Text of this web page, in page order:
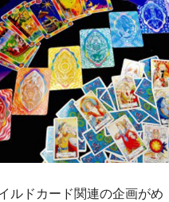
ルドカード関連の企画がめ